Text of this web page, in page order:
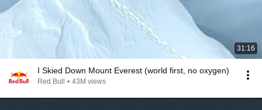
31:16
I Skied Down Mount Everest (world first, no oxygen)
Red Bull • 43M views